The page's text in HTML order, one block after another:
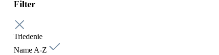
Filter
Triedenie
Name A-Z